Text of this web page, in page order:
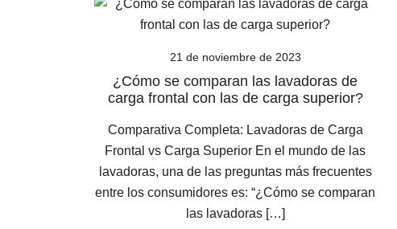
21 de noviembre de 2023
¿Cómo se comparan las lavadoras de
carga frontal con las de carga superior?
Comparativa Completa: Lavadoras de Carga
Frontal vs Carga Superior En el mundo de las
lavadoras, una de las preguntas más frecuentes
entre los consumidores es: “¿Cómo se comparan
las lavadoras […]